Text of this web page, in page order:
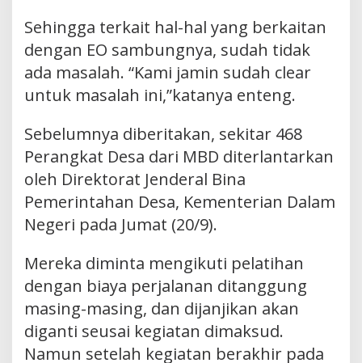
Sehingga terkait hal-hal yang berkaitan
dengan EO sambungnya, sudah tidak
ada masalah. “Kami jamin sudah clear
untuk masalah ini,”katanya enteng.
Sebelumnya diberitakan, sekitar 468
Perangkat Desa dari MBD diterlantarkan
oleh Direktorat Jenderal Bina
Pemerintahan Desa, Kementerian Dalam
Negeri pada Jumat (20/9).
Mereka diminta mengikuti pelatihan
dengan biaya perjalanan ditanggung
masing-masing, dan dijanjikan akan
diganti seusai kegiatan dimaksud.
Namun setelah kegiatan berakhir pada